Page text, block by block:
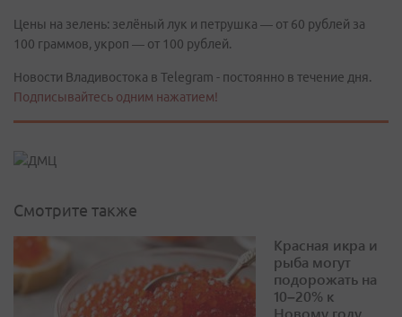
Цены на зелень: зелёный лук и петрушка — от 60 рублей за
100 граммов, укроп — от 100 рублей.
Новости Владивостока в Telegram - постоянно в течение дня.
Подписывайтесь одним нажатием!
Смотрите также
Красная икра и
рыба могут
подорожать на
10–20% к
Новому году